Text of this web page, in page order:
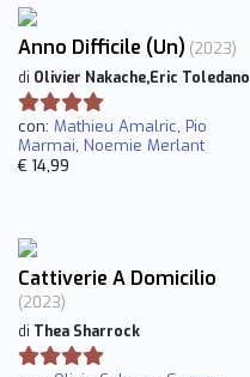
Anno Difficile (Un) (2023)
di Olivier Nakache,Eric Toledano
con: Mathieu Amalric, Pio
Marmai, Noemie Merlant
€ 14,99
Cattiverie A Domicilio
(2023)
di Thea Sharrock